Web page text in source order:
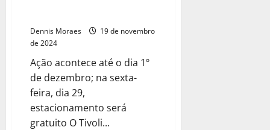
Dennis Moraes
19 de novembro
de 2024
Ação acontece até o dia 1º
de dezembro; na sexta-
feira, dia 29,
estacionamento será
gratuito O Tivoli...